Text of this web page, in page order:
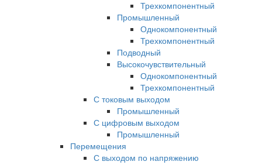
Трехкомпонентный
Промышленный
Однокомпонентный
Трехкомпонентный
Подводный
Высокочувствительный
Однокомпонентный
Трехкомпонентный
С токовым выходом
Промышленный
С цифровым выходом
Промышленный
Перемещения
С выходом по напряжению